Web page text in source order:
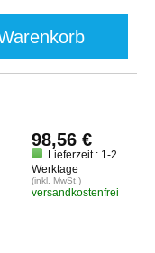
98,56 €
Lieferzeit : 1-2
Werktage
(inkl. MwSt.)
versandkostenfrei